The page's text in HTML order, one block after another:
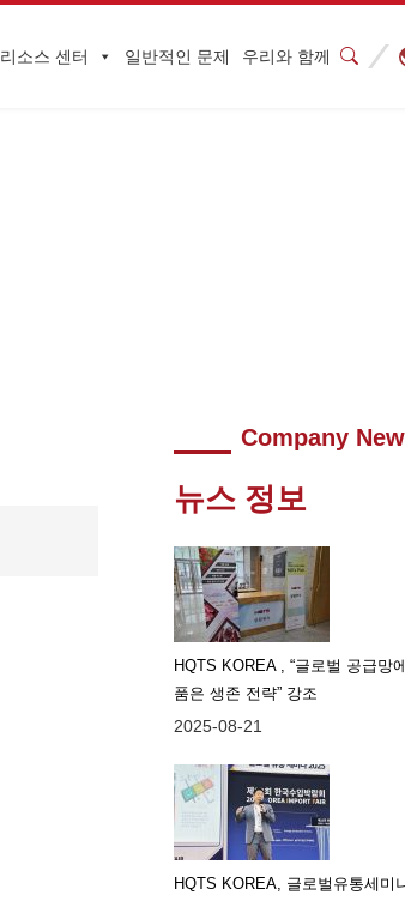
리소스 센터 일반적인 문제 우리와 함께
Company
뉴스 정보
HQTS KOREA , “글로벌 공급망
품은 생존 전략” 강조
2025-08-21
HQTS KOREA, 글로벌유통세미